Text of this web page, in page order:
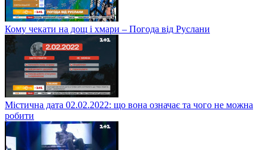
Кому чекати на дощ і хмари – Погода від Руслани
Містична дата 02.02.2022: що вона означає та чого не можна
робити